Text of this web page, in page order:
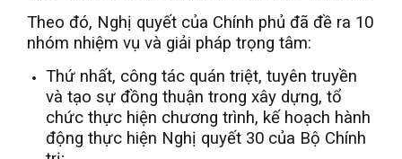
Theo đó, Nghị quyết của Chính phủ đã đề ra 10
nhóm nhiệm vụ và giải pháp trọng tâm:
Thứ nhất, công tác quán triệt, tuyên truyền
và tạo sự đồng thuận trong xây dựng, tổ
chức thực hiện chương trình, kế hoạch hành
động thực hiện Nghị quyết 30 của Bộ Chính